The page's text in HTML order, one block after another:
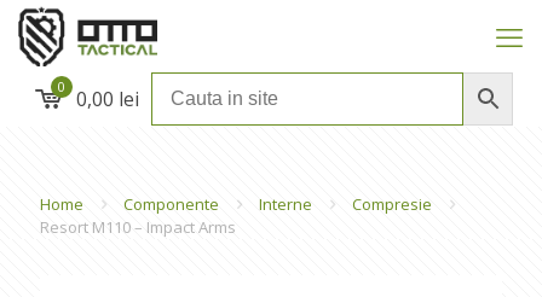
0 0,00 lei
Home Componente Interne
Compresie
Resort M110 – Impact Arms